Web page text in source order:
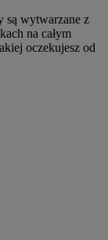
są wytwarzane z
na całym
oczekujesz od